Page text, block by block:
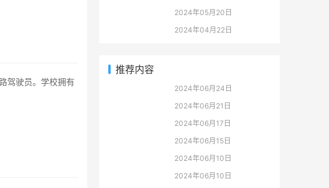
2024年05月20日
2024年04月22日
推荐内容
2024年06月24日
2024年06月21日
2024年06月17日
2024年06月15日
2024年06月10日
2024年06月10日